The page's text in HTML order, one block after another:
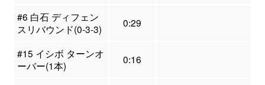
#6 白石 ディフェン
スリバウンド(0-3-3)
0:29
#15 イシボ ターンオ
ーバー(1本)
0:16